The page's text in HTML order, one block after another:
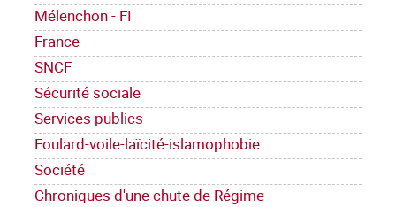
Mélenchon - FI
France
SNCF
Sécurité sociale
Services publics
Foulard-voile-laïcité-islamophobie
Société
Chroniques d'une chute de Régime